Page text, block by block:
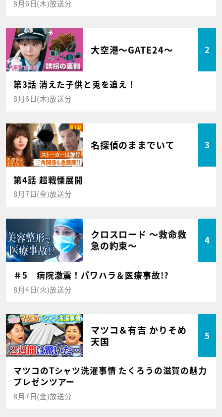
8月6日(木)放送分
大空港～GATE24～ 2
第3話 消えた子供と兎を追え！
8月6日(木)放送分
名探偵のままでいて 3
第4話 超戦慄展開
8月7日(金)放送分
クロスロード ～救命救
急の約束～
4
＃5 病院激震！パワハラ＆医療事故!?
8月4日(火)放送分
マツコ＆有吉 かりそめ
天国
5
マツコのTシャツ洗濯事情 たくろうの滋賀の魅力
プレゼンツアー
8月7日(金)放送分